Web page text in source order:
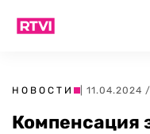
НОВОСТИ | 11.04.2024
Компенсация